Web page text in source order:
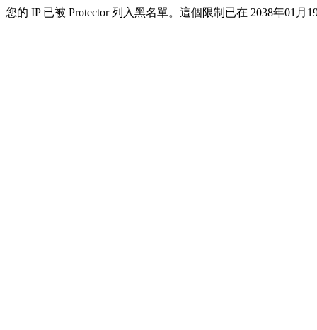
您的 IP 已被 Protector 列入黑名單。這個限制已在 2038年01月